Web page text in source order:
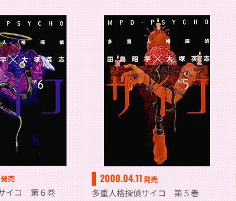
発売
イコ 第６巻
2000.04.11発売
多重人格探偵サイコ 第５巻